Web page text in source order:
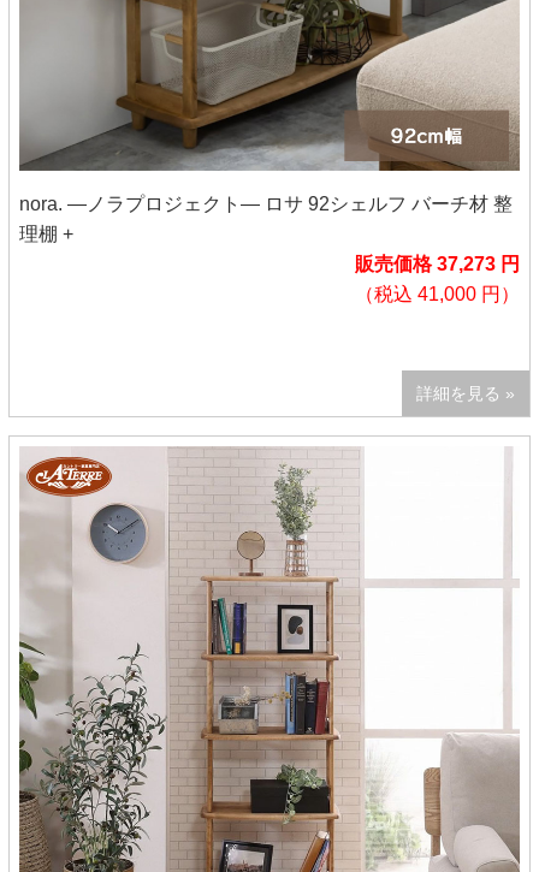
nora. ―ノラプロジェクト― ロサ 92シェルフ バーチ材 整
理棚 +
販売価格 37,273 円
（税込 41,000 円）
詳細を見る »